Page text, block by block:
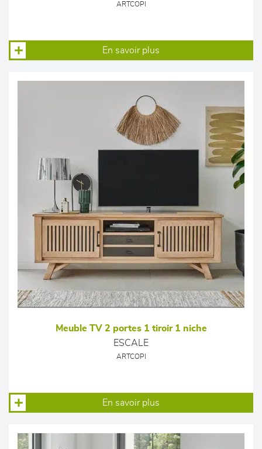
ARTCOPI
En savoir plus
Meuble TV 2 portes 1 tiroir 1 niche
ESCALE
ARTCOPI
En savoir plus